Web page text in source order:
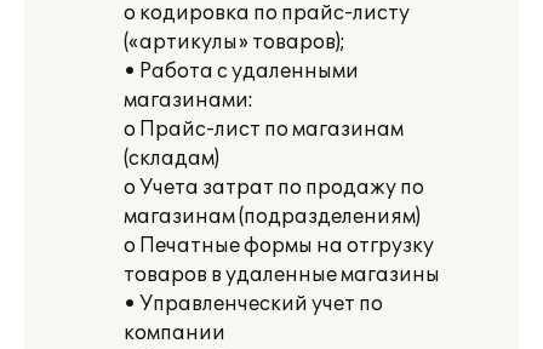
o кодировка по прайс-листу
(«артикулы» товаров);
• Работа с удаленными
магазинами:
o Прайс-лист по магазинам
(складам)
o Учета затрат по продажу по
магазинам (подразделениям)
o Печатные формы на отгрузку
товаров в удаленные магазины
• Управленческий учет по
компании